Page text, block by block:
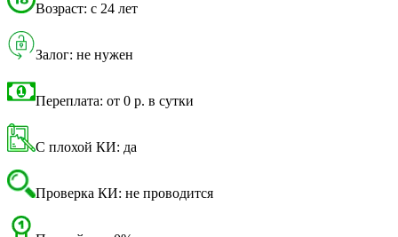
Возраст: с 24 лет
Залог: не нужен
Переплата: от 0 р. в сутки
С плохой КИ: да
Проверка КИ: не проводится